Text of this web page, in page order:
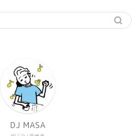
DJ MASA